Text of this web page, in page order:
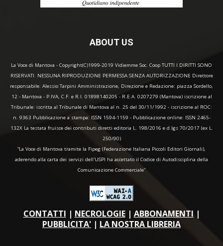
ABOUT US
La Voce di Mantova - Copyright(C)1999-2019 Vidiemme Soc. Coop TUTTI I DIRITTI SONO
RISERVATI. NESSUNA RIPRODUZIONE PERMESSA SENZA AUTORIZZAZIONE Direttore
responsabile: Alessio Tarpini Amministrazione, Direzione e Redazione: piazza Sordello,
12 - Mantova - P.IVA, C.F. e R.I. 01898140205 - R.E.A. 0207279 (Mantova) iscrizione al
Tribunale: iscritta al Tribunale di Mantova al n. 25 del 30/11/1992 - iscrizione al ROC:
n. 9363 Pubblicazione a stampa: ISSN 1594-1159 - Pubblicazione online: ISSN 2465-
132X La testata fruisce dei contributi diretti editoria L. 198/2016 e d.lgs 70/2017 (ex L.
250/90)
“La Voce di Mantova tramite la Fipeg (Federazione Italiana Piccoli Editori Giornali),
aderendo alla carta dei servizi dell'USPI ha accettato il Codice di Autodisciplina della
Comunicazione Commerciale"
CONTATTI | NECROLOGIE| ABBONAMENTI |
PUBBLICITA' | LA NOSTRA LIBRERIA